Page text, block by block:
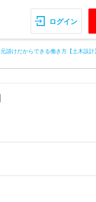
ログイン
元請けだからできる働き方【土木設